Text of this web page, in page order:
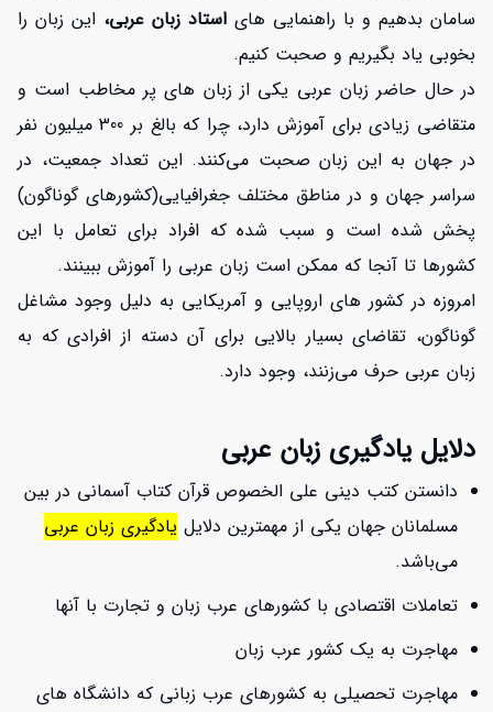
سامان بدهیم و با راهنمایی های استاد زبان عربی، این زبان را
بخوبی یاد بگیریم و صحبت کنیم.
در حال حاضر زبان عربی یکی از زبان های پر مخاطب است و
متقاضی زیادی برای آموزش دارد، چرا که بالغ بر 300 میلیون نفر
در جهان به این زبان صحبت می‌کنند. این تعداد جمعیت، در
سراسر جهان و در مناطق مختلف جغرافیایی(کشورهای گوناگون)
پخش شده است و سبب شده که افراد برای تعامل با این
کشورها تا آنجا که ممکن است زبان عربی را آموزش ببینند.
امروزه در کشور های اروپایی و آمریکایی به دلیل وجود مشاغل
گوناگون، تقاضای بسیار بالایی برای آن دسته از افرادی که به
زبان عربی حرف می‌زنند، وجود دارد.
دلایل یادگیری زبان عربی
دانستن کتب دینی علی الخصوص قرآن کتاب آسمانی در بین
مسلمانان جهان یکی از مهمترین دلایل یادگیری زبان عربی
می‌باشد.
تعاملات اقتصادی با کشورهای عرب زبان و تجارت با آنها
مهاجرت به یک کشور عرب زبان
مهاجرت تحصیلی به کشورهای عرب زبانی که دانشگاه های